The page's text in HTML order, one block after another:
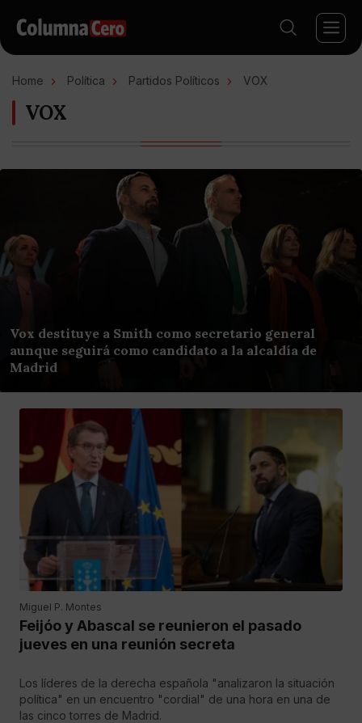
Home Política Partidos Políticos VOX
VOX
Vox destituye a Smith como secretario general
aunque seguirá como candidato a la alcaldía de
Madrid
Miguel P. Montes
Feijóo y Abascal se reunieron el pasado
jueves en una reunión secreta
Los líderes de la derecha española "analizaron la situación
política" en un encuentro "cordial" de una hora en una de
las cinco torres de Madrid.